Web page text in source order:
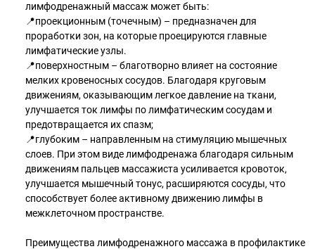
лимфодренажный массаж может быть:
📍проекционным (точечным) – предназначен для
проработки зон, на которые проецируются главные
лимфатические узлы.
📍поверхностным – благотворно влияет на состояние
мелких кровеносных сосудов. Благодаря круговым
движениям, оказывающим легкое давление на ткани,
улучшается ток лимфы по лимфатическим сосудам и
предотвращается их спазм;
📍глубоким – направленным на стимуляцию мышечных
слоев. При этом виде лимфодренажа благодаря сильным
движениям пальцев массажиста усиливается кровоток,
улучшается мышечный тонус, расширяются сосуды, что
способствует более активному движению лимфы в
межклеточном пространстве.
Преимущества лимфодренажного массажа в профилактике